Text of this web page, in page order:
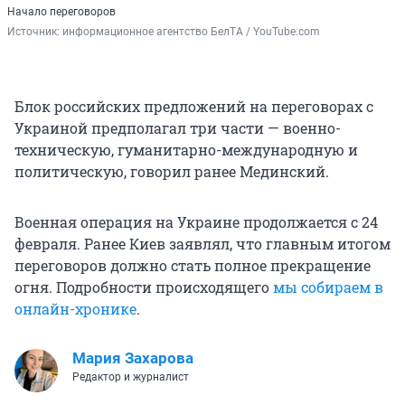
Начало переговоров
Источник: информационное агентство БелТА / YouTube.com
Блок российских предложений на переговорах с
Украиной предполагал три части — военно-
техническую, гуманитарно-международную и
политическую, говорил ранее Мединский.
Военная операция на Украине продолжается с 24
февраля. Ранее Киев заявлял, что главным итогом
переговоров должно стать полное прекращение
огня. Подробности происходящегомы собираем в
онлайн-хронике.
Мария Захарова
Редактор и журналист